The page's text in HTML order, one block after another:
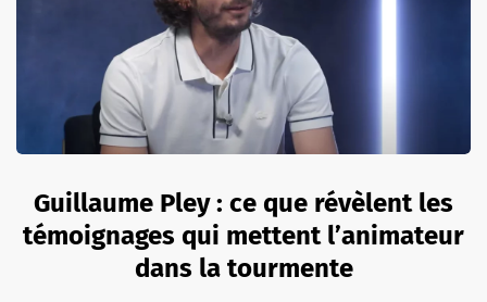
Guillaume Pley : ce que révèlent les
témoignages qui mettent l’animateur
dans la tourmente